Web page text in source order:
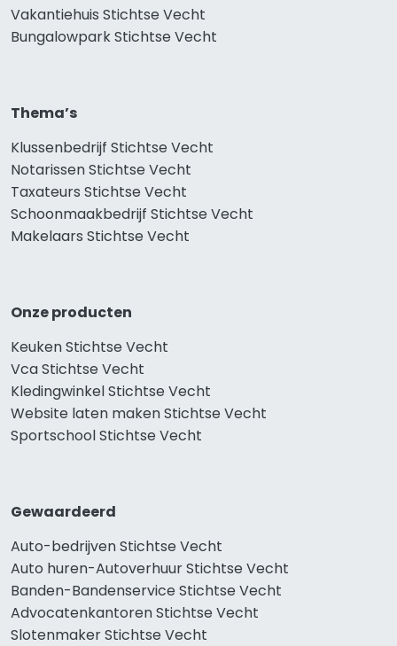
Vakantiehuis Stichtse Vecht
Bungalowpark Stichtse Vecht
Thema’s
Klussenbedrijf Stichtse Vecht
Notarissen Stichtse Vecht
Taxateurs Stichtse Vecht
Schoonmaakbedrijf Stichtse Vecht
Makelaars Stichtse Vecht
Onze producten
Keuken Stichtse Vecht
Vca Stichtse Vecht
Kledingwinkel Stichtse Vecht
Website laten maken Stichtse Vecht
Sportschool Stichtse Vecht
Gewaardeerd
Auto-bedrijven Stichtse Vecht
Auto huren-Autoverhuur Stichtse Vecht
Banden-Bandenservice Stichtse Vecht
Advocatenkantoren Stichtse Vecht
Slotenmaker Stichtse Vecht